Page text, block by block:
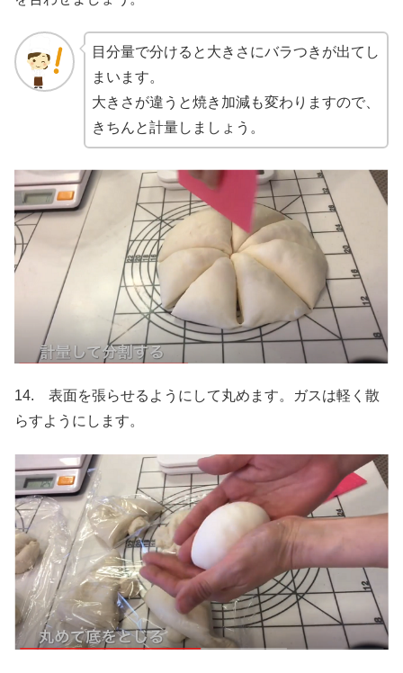
目分量で分けると大きさにバラつきが出てし
まいます。
大きさが違うと焼き加減も変わりますので、
きちんと計量しましょう。
14. 表面を張らせるようにして丸めます。ガスは軽く散
らすようにします。